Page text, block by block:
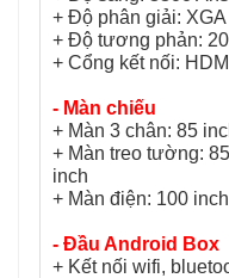
+ Độ phân giải:
+ Độ tương phản:
+ Cổng kết nối:
- Màn chiếu
+ Màn 3 chân: 85
+ Màn treo tường:
inch
+ Màn điện: 100
- Đầu Android Box
+ Kết nối wifi,